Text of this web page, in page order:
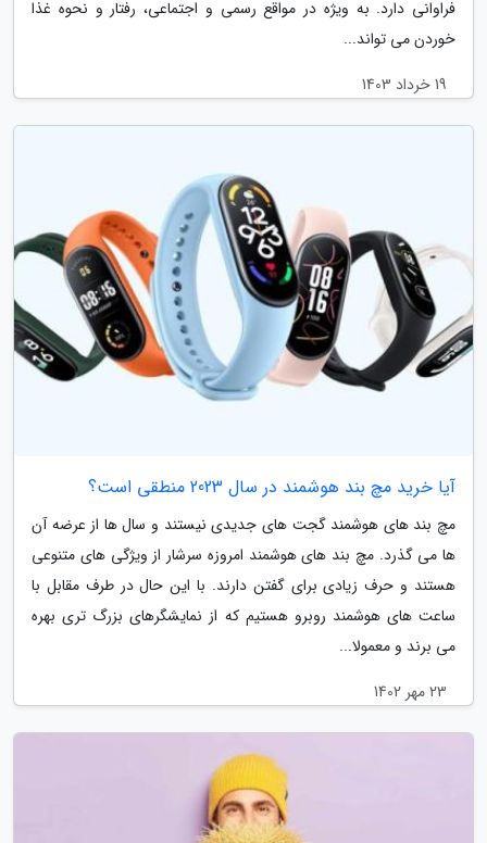
فراوانی دارد. به ویژه در مواقع رسمی و اجتماعی، رفتار و نحوه غذا
خوردن می تواند...
19 خرداد 1403
آیا خرید مچ بند هوشمند در سال 2023 منطقی است؟
مچ بند های هوشمند گجت های جدیدی نیستند و سال ها از عرضه آن
ها می گذرد. مچ بند های هوشمند امروزه سرشار از ویژگی های متنوعی
هستند و حرف زیادی برای گفتن دارند. با این حال در طرف مقابل با
ساعت های هوشمند روبرو هستیم که از نمایشگرهای بزرگ تری بهره
می برند و معمولا...
23 مهر 1402